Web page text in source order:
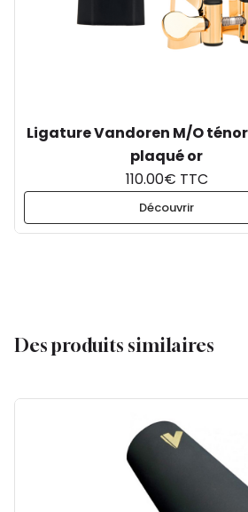
Ligature Vandoren M/O
plaqué or
110.00€ TTC
Découvrir
Des produits similaires